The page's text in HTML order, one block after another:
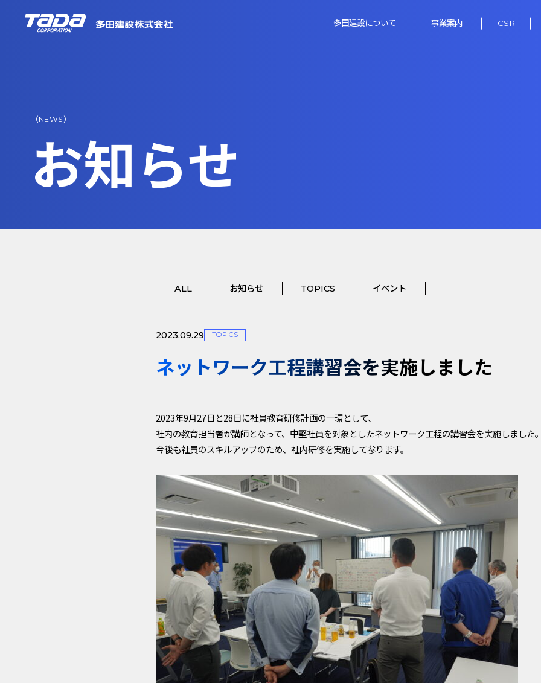
多田建設について 事業案内 CSR
（NEWS）
お知らせ
ALL お知らせ TOPICS イベント
2023.09.29 TOPICS
ネットワーク工程講習会を実施しました
2023年9月27日と28日に社員教育研修計画の一環として、
社内の教育担当者が講師となって、中堅社員を対象としたネットワーク工程の講習会を実施しました
今後も社員のスキルアップのため、社内研修を実施して参ります。